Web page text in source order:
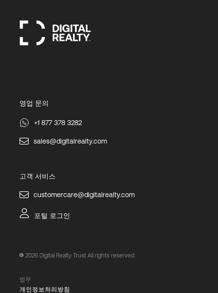
영업 문의
+1 877 378 3282
sales@digitalrealty.com
고객 서비스
customercare@digitalrealty.com
포털 로그인
2026 Digital Realty Trust All rights reserved.
법무
개인정보처리방침